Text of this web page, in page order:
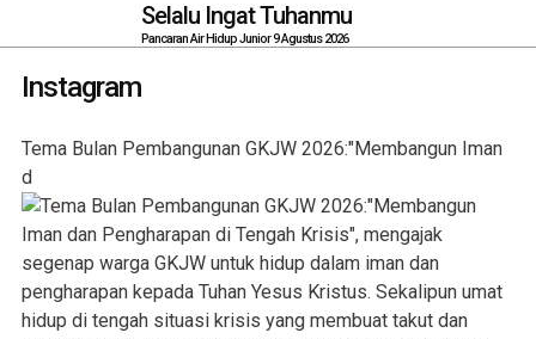
Selalu Ingat Tuhanmu
Pancaran Air Hidup Junior 9 Agustus 2026
Instagram
Tema Bulan Pembangunan GKJW 2026:"Membangun Iman
d